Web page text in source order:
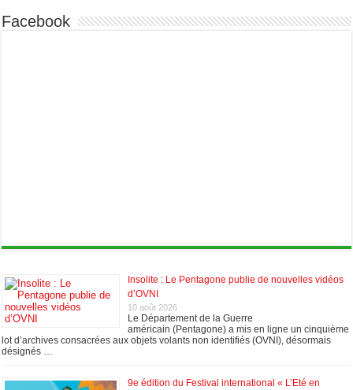
Facebook
Insolite : Le Pentagone publie de nouvelles vidéos
d’OVNI
10 août 2026
Le Département de la Guerre
américain (Pentagone) a mis en ligne un cinquième
lot d’archives consacrées aux objets volants non identifiés (OVNI), désormais
désignés …
9e édition du Festival international « L’Eté en